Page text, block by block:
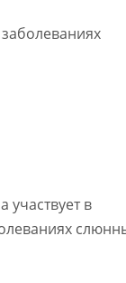
в